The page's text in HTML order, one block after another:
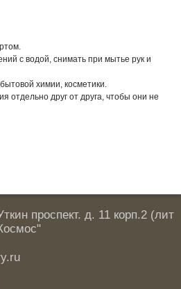
с водой, снимать при мытье рук и
химии, косметики.
отдельно друг от друга, чтобы они не
проспект. д. 11 корп.2 (лит